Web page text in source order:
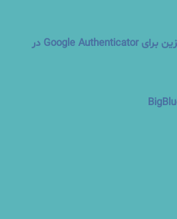
اتنتیکیتور اپل بهترین جایگزین برای Google Authenticator در